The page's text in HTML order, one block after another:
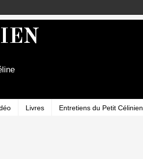
Livres Entretiens du Petit Célinien